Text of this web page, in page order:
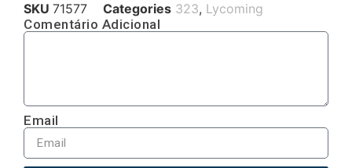
SKU 71577 Categories 323, Lycoming
Comentário Adicional
Email